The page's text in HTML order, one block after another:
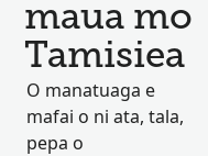
maua mo
Tamisiea
O manatuaga e
mafai o ni ata, tala,
pepa o